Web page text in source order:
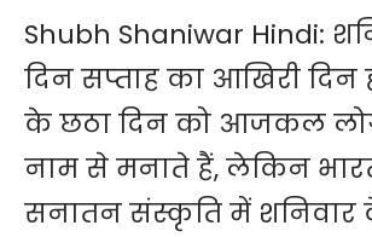
Shubh Shaniwar Hindi:
दिन सप्ताह का आखिरी दिन
के छठा दिन को आजकल
नाम से मनाते हैं, लेकिन
सनातन संस्कृति में शनिवार